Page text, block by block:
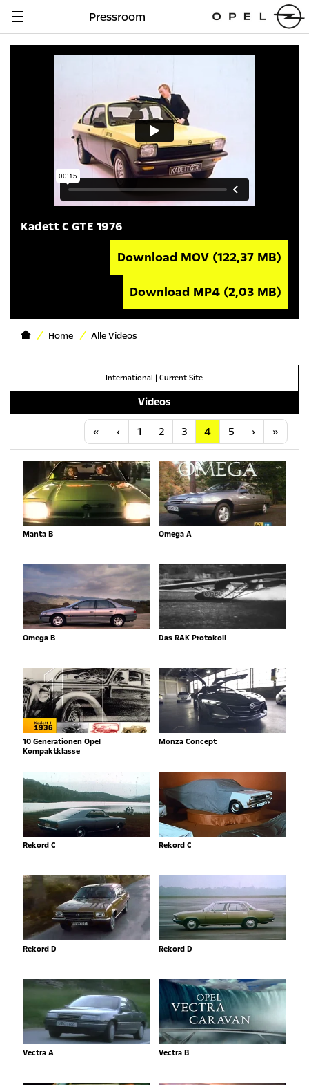
Navigation
Pressroom
Kadett C GTE 1976
Download MOV (122,37 MB)
Download MP4 (2,03 MB)
Home Alle Videos
International | Current Site
Videos
« Anfang
‹ Vorherige
1 2 3 4 5 ›Nächste
»
Manta B Omega A
Omega B Das RAK Protokoll
10 Generationen Opel
Kompaktklasse
Monza Concept
Rekord C Rekord C
Rekord D Rekord D
Vectra A Vectra B